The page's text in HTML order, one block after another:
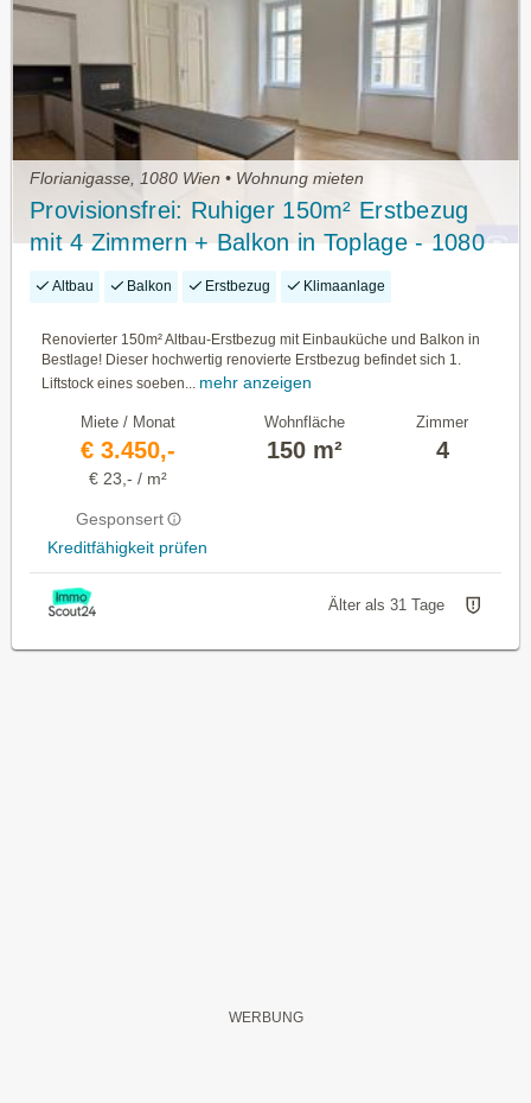
Florianigasse, 1080 Wien • Wohnung mieten
Provisionsfrei: Ruhiger 150m² Erstbezug
mit 4 Zimmern + Balkon in Toplage - 1080
Wien
Altbau Balkon Erstbezug Klimaanlage
Renovierter 150m² Altbau-Erstbezug mit Einbauküche und Balkon in
Bestlage! Dieser hochwertig renovierte Erstbezug befindet sich 1.
Liftstock eines soeben... mehr anzeigen
Miete / Monat
€ 3.450,-
€ 23,- / m²
Gesponsert
Kreditfähigkeit prüfen
Wohnfläche
150 m²
Zimmer
4
Älter als 31 Tage